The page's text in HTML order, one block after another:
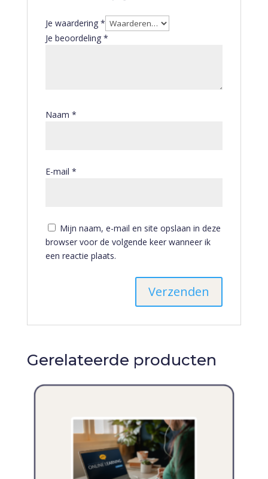
Je waardering *
Je beoordeling *
Naam *
E-mail *
Mijn naam, e-mail en site opslaan in deze
browser voor de volgende keer wanneer ik
een reactie plaats.
Gerelateerde producten